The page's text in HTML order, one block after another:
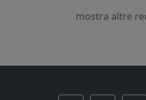
mostra altre